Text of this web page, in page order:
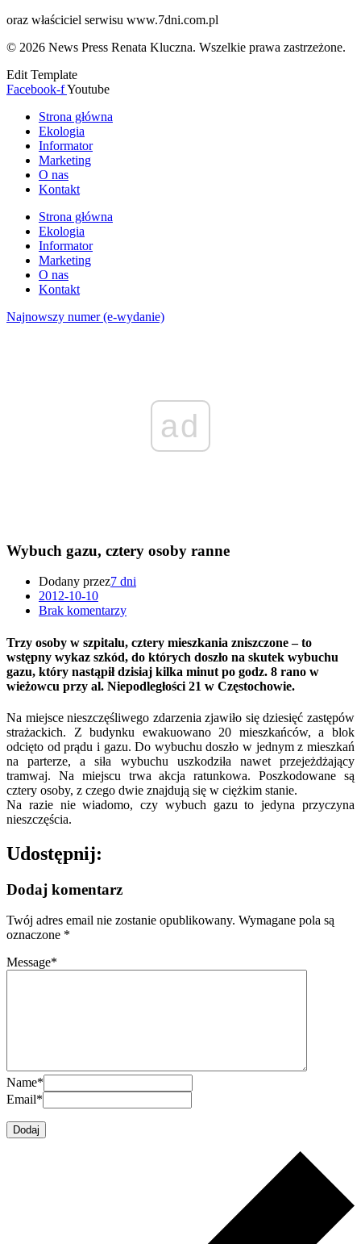
oraz właściciel serwisu www.7dni.com.pl
© 2026 News Press Renata Kluczna. Wszelkie prawa zastrzeżone.
Edit Template
Facebook-fYoutube
Strona główna
Ekologia
Informator
Marketing
O nas
Kontakt
Strona główna
Ekologia
Informator
Marketing
O nas
Kontakt
Najnowszy numer (e-wydanie)
ad
Wybuch gazu, cztery osoby ranne
Dodany przez7 dni
2012-10-10
Brak komentarzy
Trzy osoby w szpitalu, cztery mieszkania zniszczone – to
wstępny wykaz szkód, do których doszło na skutek wybuchu
gazu, który nastąpił dzisiaj kilka minut po godz. 8 rano w
wieżowcu przy al. Niepodległości 21 w Częstochowie.
Na miejsce nieszczęśliwego zdarzenia zjawiło się dziesięć zastępów
strażackich. Z budynku ewakuowano 20 mieszkańców, a blok
odcięto od prądu i gazu. Do wybuchu doszło w jednym z mieszkań
na parterze, a siła wybuchu uszkodziła nawet przejeżdżający
tramwaj. Na miejscu trwa akcja ratunkowa. Poszkodowane są
cztery osoby, z czego dwie znajdują się w ciężkim stanie.
Na razie nie wiadomo, czy wybuch gazu to jedyna przyczyna
nieszczęścia.
Udostępnij:
Dodaj komentarz
Twój adres email nie zostanie opublikowany. Wymagane pola są
oznaczone *
Message*
Name*
Email*